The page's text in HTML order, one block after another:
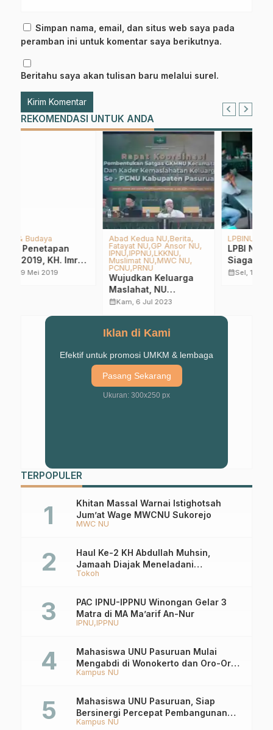
Simpan nama, email, dan situs web saya pada
peramban ini untuk komentar saya berikutnya.
Beritahu saya akan tulisan baru melalui surel.
REKOMENDASI UNTUK ANDA
LPBINU
LPBI NU Pasuruan Siap
Siaga Hadapi Bencana
Hidrometeorologi
calendar_monthSel, 17 Nov 2020
Berita
Pelantikan, PCNU Kab.
Pasuruan Galang
Dana Korban Semeru
calendar_month
Iklan di Kami
Efektif untuk promosi UMKM & lembaga
Pasang Sekarang
Ukuran: 300x250 px
TERPOPULER
MWC NU
Khitan Massal Warnai Istighotsah
Jum’at Wage MWCNU Sukorejo
Tokoh
Haul Ke-2 KH Abdullah Muhsin,
Jamaah Diajak Meneladani
Keistiqamahan
IPNU IPPNU
PAC IPNU-IPPNU Winongan Gelar 3
Matra di MA Ma’arif An-Nur
Kampus NU
Mahasiswa UNU Pasuruan Mulai
Mengabdi di Wonokerto dan Oro-Oro
Ombo Wetan Berikut Programnya
Kampus NU
Mahasiswa UNU Pasuruan, Siap
Bersinergi Percepat Pembangunan
Desa Toyaning